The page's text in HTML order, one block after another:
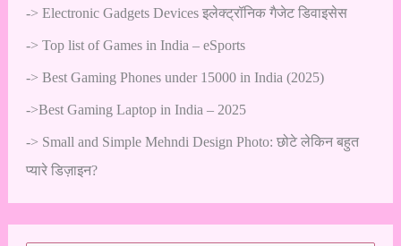
-> Electronic Gadgets Devices इलेक्ट्रॉनिक गैजेट डिवाइसेस
-> Top list of Games in India – eSports
-> Best Gaming Phones under 15000 in India (2025)
->Best Gaming Laptop in India – 2025
-> Small and Simple Mehndi Design Photo: छोटे लेकिन बहुत
प्यारे डिज़ाइन?